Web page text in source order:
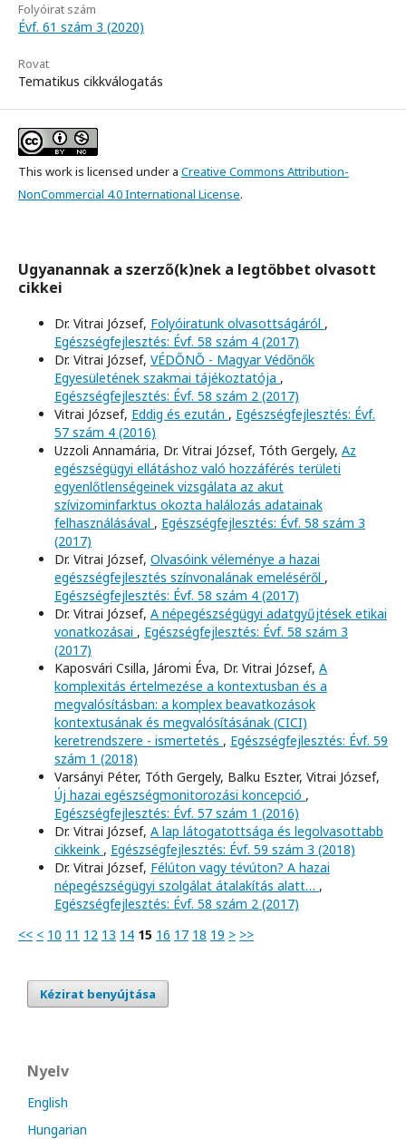
Folyóirat szám
Évf. 61 szám 3 (2020)
Rovat
Tematikus cikkválogatás
This work is licensed under a Creative Commons Attribution-
NonCommercial 4.0 International License.
Ugyanannak a szerző(k)nek a legtöbbet olvasott
cikkei
Dr. Vitrai József, Folyóiratunk olvasottságáról ,
Egészségfejlesztés: Évf. 58 szám 4 (2017)
Dr. Vitrai József, VÉDŐNŐ - Magyar Védőnők
Egyesületének szakmai tájékoztatója ,
Egészségfejlesztés: Évf. 58 szám 2 (2017)
Vitrai József, Eddig és ezután , Egészségfejlesztés: Évf.
57 szám 4 (2016)
Uzzoli Annamária, Dr. Vitrai József, Tóth Gergely, Az
egészségügyi ellátáshoz való hozzáférés területi
egyenlőtlenségeinek vizsgálata az akut
szívizominfarktus okozta halálozás adatainak
felhasználásával , Egészségfejlesztés: Évf. 58 szám 3
(2017)
Dr. Vitrai József, Olvasóink véleménye a hazai
egészségfejlesztés színvonalának emeléséről ,
Egészségfejlesztés: Évf. 58 szám 4 (2017)
Dr. Vitrai József, A népegészségügyi adatgyűjtések etikai
vonatkozásai , Egészségfejlesztés: Évf. 58 szám 3
(2017)
Kaposvári Csilla, Járomi Éva, Dr. Vitrai József, A
komplexitás értelmezése a kontextusban és a
megvalósításban: a komplex beavatkozások
kontextusának és megvalósításának (CICI)
keretrendszere - ismertetés , Egészségfejlesztés: Évf. 59
szám 1 (2018)
Varsányi Péter, Tóth Gergely, Balku Eszter, Vitrai József,
Új hazai egészségmonitorozási koncepció ,
Egészségfejlesztés: Évf. 57 szám 1 (2016)
Dr. Vitrai József, A lap látogatottsága és legolvasottabb
cikkeink , Egészségfejlesztés: Évf. 59 szám 3 (2018)
Dr. Vitrai József, Félúton vagy tévúton? A hazai
népegészségügyi szolgálat átalakítás alatt… ,
Egészségfejlesztés: Évf. 58 szám 2 (2017)
<< < 10 11 12 13 14 15 16 17 18 19 > >>
Kézirat benyújtása
Nyelv
English
Hungarian